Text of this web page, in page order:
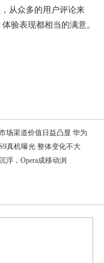
从众多的用户评论来
验表现都相当的满意。
场渠道价值日益凸显 华为
真机曝光 整体变化不大
浮，Opera成移动浏